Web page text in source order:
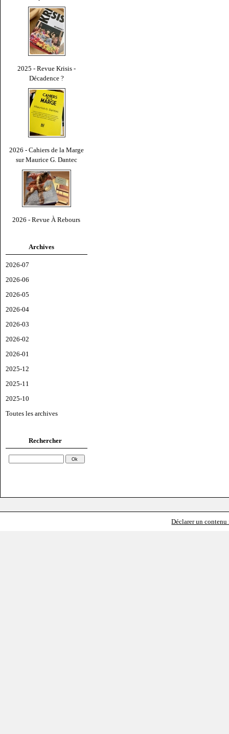
2025 - Revue Krisis -
Décadence ?
2026 - Cahiers de la Marge
sur Maurice G. Dantec
2026 - Revue À Rebours
Archives
2026-07
2026-06
2026-05
2026-04
2026-03
2026-02
2026-01
2025-12
2025-11
2025-10
Toutes les archives
Rechercher
Déclarer un